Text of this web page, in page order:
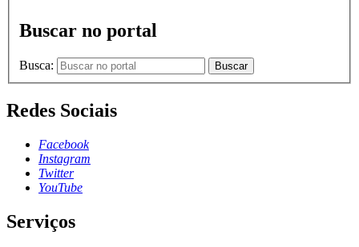
Buscar no portal
Busca: Buscar
Redes Sociais
Facebook
Instagram
Twitter
YouTube
Serviços